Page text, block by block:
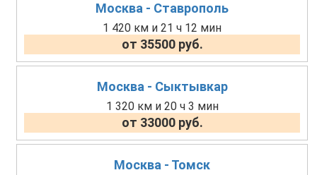
Москва - Ставрополь
1 420 км и 21 ч 12 мин
от 35500 руб.
Москва - Сыктывкар
1 320 км и 20 ч 3 мин
от 33000 руб.
Москва - Томск